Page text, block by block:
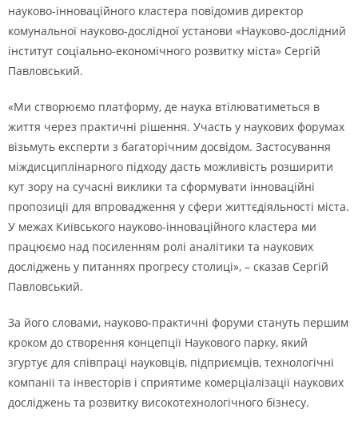
науково-інноваційного кластера повідомив директор
комунальної науково-дослідної установи «Науково-дослідний
інститут соціально-економічного розвитку міста» Сергій
Павловський.
«Ми створюємо платформу, де наука втілюватиметься в
життя через практичні рішення. Участь у наукових форумах
візьмуть експерти з багаторічним досвідом. Застосування
міждисциплінарного підходу дасть можливість розширити
кут зору на сучасні виклики та сформувати інноваційні
пропозиції для впровадження у сфери життєдіяльності міста.
У межах Київського науково-інноваційного кластера ми
працюємо над посиленням ролі аналітики та наукових
досліджень у питаннях прогресу столиці», – сказав Сергій
Павловський.
За його словами, науково-практичні форуми стануть першим
кроком до створення концепції Наукового парку, який
згуртує для співпраці науковців, підприємців, технологічні
компанії та інвесторів і сприятиме комерціалізації наукових
досліджень та розвитку високотехнологічного бізнесу.